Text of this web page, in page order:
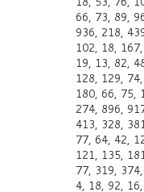
66, 73, 89,
936, 218,
102, 18,
19, 13, 82,
128, 129,
180, 66, 75,
274, 896,
413, 328,
77, 64, 42,
121, 135,
77, 319,
4, 18, 92,